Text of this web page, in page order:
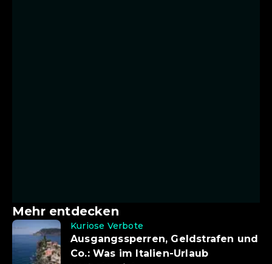
Mehr entdecken
Kuriose Verbote
Ausgangssperren, Geldstrafen und
Co.: Was im Italien-Urlaub